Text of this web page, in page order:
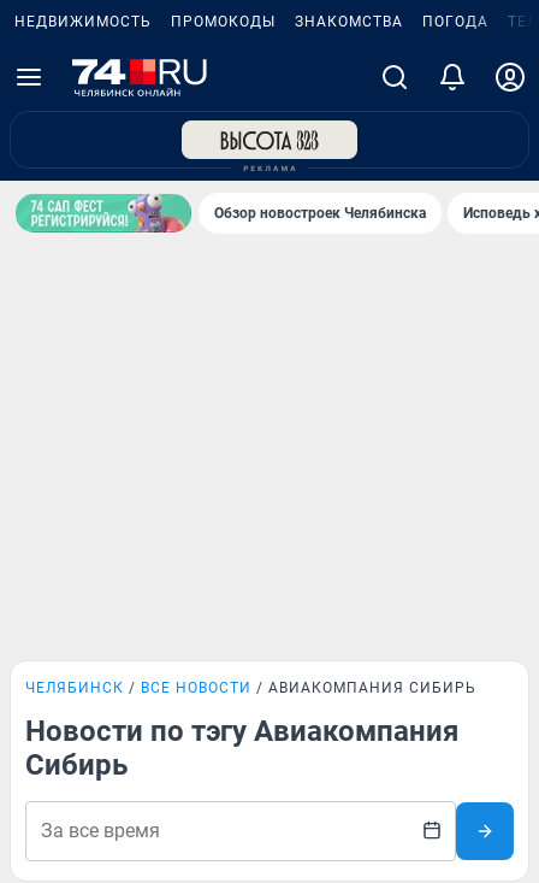
НЕДВИЖИМОСТЬ ПРОМОКОДЫ ЗНАКОМСТВА ПОГОДА
Обзор новостроек Челябинска Исповедь
ЧЕЛЯБИНСК ВСЕ НОВОСТИ АВИАКОМПАНИЯ СИБИРЬ
Новости по тэгу Авиакомпания
Сибирь